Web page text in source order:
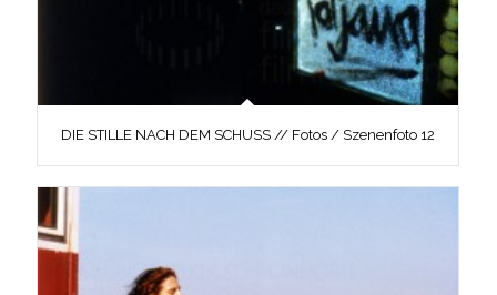
DIE STILLE NACH DEM SCHUSS // Fotos / Szenenfoto 12